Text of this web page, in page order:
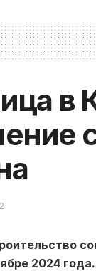
в
2024